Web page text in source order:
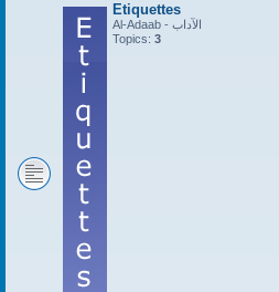
Etiquettes
Al-Adaab - الآداب
Topics: 3